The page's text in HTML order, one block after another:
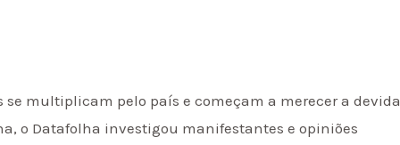
multiplicam pelo país e começam a merecer a devida
o Datafolha investigou manifestantes e opiniões